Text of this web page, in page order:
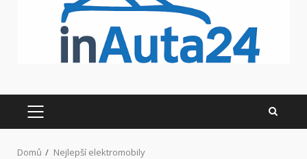
Domů Nejlepší elektromobily